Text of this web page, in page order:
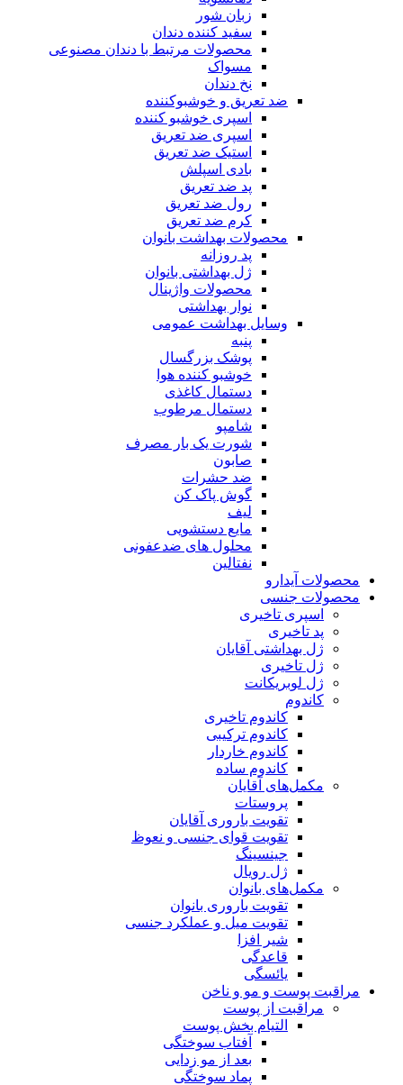
زبان شور
سفید کننده دندان
محصولات مرتبط با دندان مصنوعی
مسواک
نخ دندان
ضد تعریق و خوشبوکننده
اسپری خوشبو کننده
اسپری ضد تعریق
استیک ضد تعریق
بادی اسپلش
پد ضد تعریق
رول ضد تعریق
کرم ضد تعریق
محصولات بهداشت بانوان
پد روزانه
ژل بهداشتی بانوان
محصولات واژینال
نوار بهداشتی
وسایل بهداشت عمومی
پنبه
پوشک بزرگسال
خوشبو کننده هوا
دستمال کاغذی
دستمال مرطوب
شامپو
شورت یک بار مصرف
صابون
ضد حشرات
گوش پاک کن
لیف
مایع دستشویی
محلول های ضدعفونی
نفتالین
محصولات آیدارو
محصولات جنسی
اسپری تاخیری
پد تاخیری
ژل بهداشتی آقایان
ژل تاخیری
ژل لوبریکانت
کاندوم
کاندوم تاخیری
کاندوم ترکیبی
کاندوم خاردار
کاندوم ساده
مکمل‌های آقایان
پروستات
تقویت باروری آقایان
تقویت قوای جنسی و نعوظ
جینسینگ
ژل رویال
مکمل‌های بانوان
تقویت باروری بانوان
تقویت میل و عملکرد جنسی
شیر افزا
قاعدگی
یائسگی
مراقبت پوست و مو و ناخن
مراقبت از پوست
التیام بخش پوست
آفتاب سوختگی
بعد از مو زدایی
پماد سوختگی